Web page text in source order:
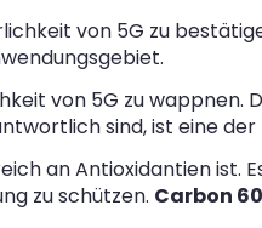
von 5G zu
von 5G zu wappnen.
sind, ist eine
an Antioxidantien ist.
zu schützen. Carbon 60